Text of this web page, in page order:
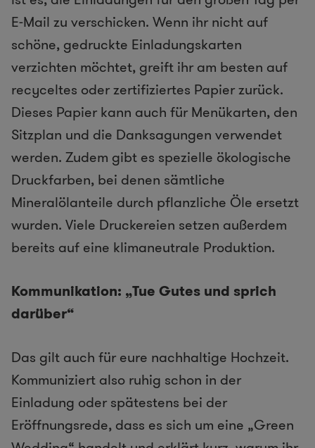
E-Mail zu verschicken. Wenn ihr nicht auf
schöne, gedruckte Einladungskarten
verzichten möchtet, greift ihr am besten auf
recyceltes oder zertifiziertes Papier zurück.
Dieses Papier kann auch für Menükarten, den
Sitzplan und die Danksagungen verwendet
werden. Zudem gibt es spezielle ökologische
Druckfarben, bei denen sämtliche
Mineralölanteile durch pflanzliche Öle ersetzt
wurden. Viele Druckereien setzen außerdem
bereits auf eine klimaneutrale Produktion.
Kommunikation: „Tue Gutes und sprich
darüber“
Das gilt auch für eure nachhaltige Hochzeit.
Kommuniziert also ruhig schon in der
Einladung oder spätestens bei der
Eröffnungsrede, dass es sich um eine „Green